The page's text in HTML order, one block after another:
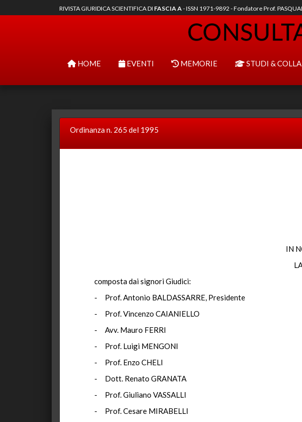
RIVISTA GIURIDICA SCIENTIFICA DI FASCIA A- ISSN 1971-9892 - Fondatore Prof.
HOME EVENTI MEMORIE STUDI &
Ordinanza n. 265 del 1995
IN
composta dai signori Giudici:
- Prof. Antonio BALDASSARRE, Presidente
- Prof. Vincenzo CAIANIELLO
- Avv. Mauro FERRI
- Prof. Luigi MENGONI
- Prof. Enzo CHELI
- Dott. Renato GRANATA
- Prof. Giuliano VASSALLI
- Prof. Cesare MIRABELLI